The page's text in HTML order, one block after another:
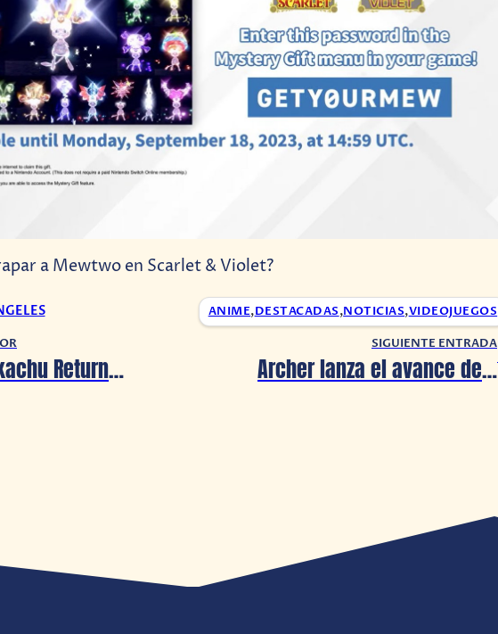
a Mewtwo en Scarlet & Violet?
ANIME,DESTACADAS,NOTICIAS,VIDEOJUEGOS
Detective Pikachu Returns ya tiene fecha de estreno
SIGUIENTE ENTRADA
Archer lanza el avance de su temporada final